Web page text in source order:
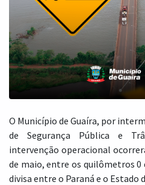
O Município de Guaíra, por
de Segurança Pública e
intervenção operacional
de maio, entre os quilômetros 0
divisa entre o Paraná e o Estado